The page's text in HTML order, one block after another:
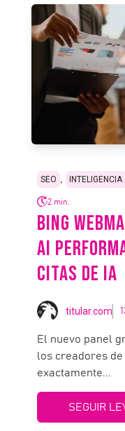
SEO ,
2 min.
BING
AI
CITAS DE IA
titular.com
El nuevo panel
los creadores
exactamente...
SEGUIR